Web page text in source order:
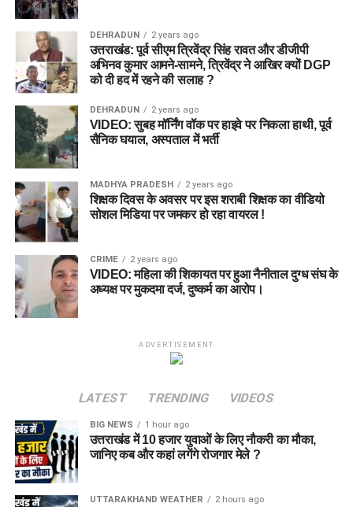
DEHRADUN 2 years ago
उत्तराखंड: पूर्व सीएम त्रिवेंद्र सिंह रावत और डीजीपी
अभिनव कुमार आमने-सामने, त्रिवेंद्र ने आखिर क्यों DGP
को दी हद में रहने की सलाह ?
DEHRADUN 2 years ago
VIDEO: सुबह मॉर्निंग वॉक पर हाइवे पर निकला हाथी, पूर्व
सैनिक घयाल, अस्पताल में भर्ती
MADHYA PRADESH 2 years ago
शिक्षक दिवस के अवसर पर इस शराबी शिक्षक का वीडियो
सोशल मिडिया पर जमकर हो रहा वायरल !
CRIME 2 years ago
VIDEO: महिला की शिकायत पर हुआ नैनीताल दुग्ध संघ के
अध्यक्ष पर मुकदमा दर्ज, दुष्कर्म का आरोप।
ADVERTISEMENT
LATEST TRENDING VIDEOS
BIG NEWS 1 hour ago
उत्तराखंड में 10 हजार युवाओं के लिए नौकरी का मौका,
जानिए कब और कहां लगेंगे रोजगार मेले ?
UTTARAKHAND WEATHER 2 hours ago